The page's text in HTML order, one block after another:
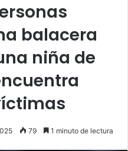
balacera
niña de
79 1 minuto de lectura